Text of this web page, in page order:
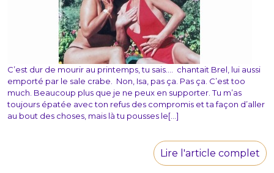
C’est dur de mourir au printemps, tu sais…. chantait Brel, lui aussi
emporté par le sale crabe. Non, Isa, pas ça. Pas ça. C’est too
much. Beaucoup plus que je ne peux en supporter. Tu m’as
toujours épatée avec ton refus des compromis et ta façon d’aller
au bout des choses, mais là tu pousses le[...]
Lire l'article complet